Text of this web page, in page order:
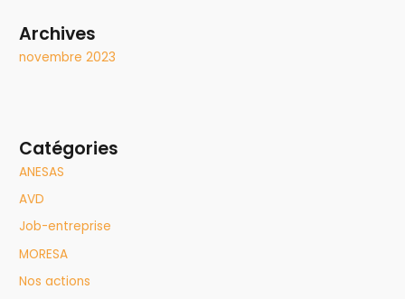
Archives
novembre 2023
Catégories
ANESAS
AVD
Job-entreprise
MORESA
Nos actions